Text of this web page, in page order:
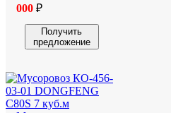
000 ₽
Получить
предложение